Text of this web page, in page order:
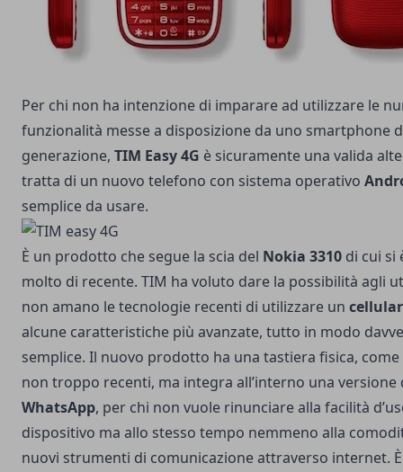
Per chi non ha intenzione di imparare ad utilizzare le
funzionalità messe a disposizione da uno smartphone
generazione, TIM Easy 4G è sicuramente una valida
tratta di un nuovo telefono con sistema operativo
semplice da usare.
È un prodotto che segue la scia del Nokia 3310 di cui si
molto di recente. TIM ha voluto dare la possibilità agli
non amano le tecnologie recenti di utilizzare un
alcune caratteristiche più avanzate, tutto in modo
semplice. Il nuovo prodotto ha una tastiera fisica,
non troppo recenti, ma integra all’interno una versione
WhatsApp, per chi non vuole rinunciare alla facilità
dispositivo ma allo stesso tempo nemmeno alla
nuovi strumenti di comunicazione attraverso internet.